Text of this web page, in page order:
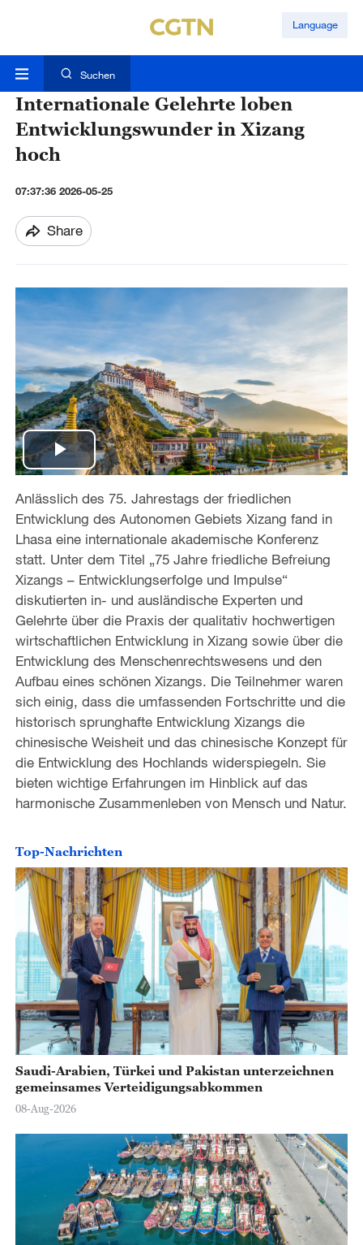
Language
Suchen
Internationale Gelehrte loben
Entwicklungswunder in Xizang
hoch
07:37:36 2026-05-25
Share
P
l
a
y
V
i
d
e
o
Anlässlich des 75. Jahrestags der friedlichen
Entwicklung des Autonomen Gebiets Xizang fand in
Lhasa eine internationale akademische Konferenz
statt. Unter dem Titel „75 Jahre friedliche Befreiung
Xizangs – Entwicklungserfolge und Impulse“
diskutierten in- und ausländische Experten und
Gelehrte über die Praxis der qualitativ hochwertigen
wirtschaftlichen Entwicklung in Xizang sowie über die
Entwicklung des Menschenrechtswesens und den
Aufbau eines schönen Xizangs. Die Teilnehmer waren
sich einig, dass die umfassenden Fortschritte und die
historisch sprunghafte Entwicklung Xizangs die
chinesische Weisheit und das chinesische Konzept für
die Entwicklung des Hochlands widerspiegeln. Sie
bieten wichtige Erfahrungen im Hinblick auf das
harmonische Zusammenleben von Mensch und Natur.
Top-Nachrichten
Saudi-Arabien, Türkei und Pakistan unterzeichnen
gemeinsames Verteidigungsabkommen
08-Aug-2026